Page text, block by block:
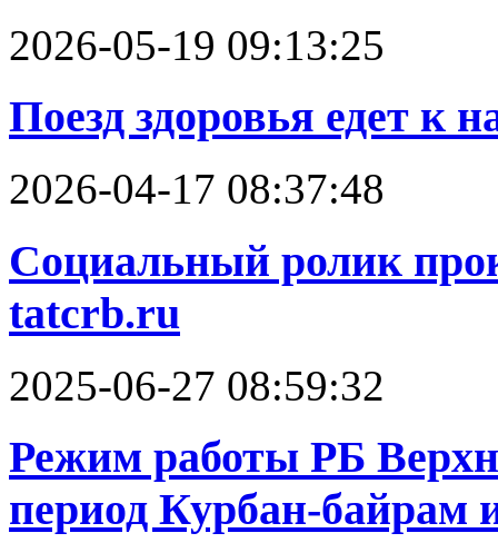
2026-05-19 09:13:25
Поезд здоровья едет к
2026-04-17 08:37:48
Социальный ролик
tatcrb.ru
2025-06-27 08:59:32
Режим работы РБ
период Курбан-байрам